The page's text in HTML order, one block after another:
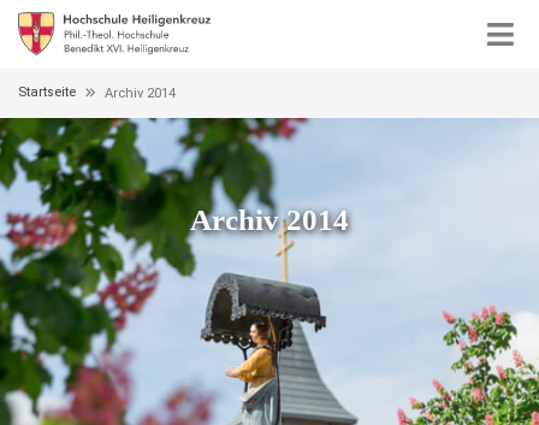
Startseite Archiv 2014
Archiv 2014